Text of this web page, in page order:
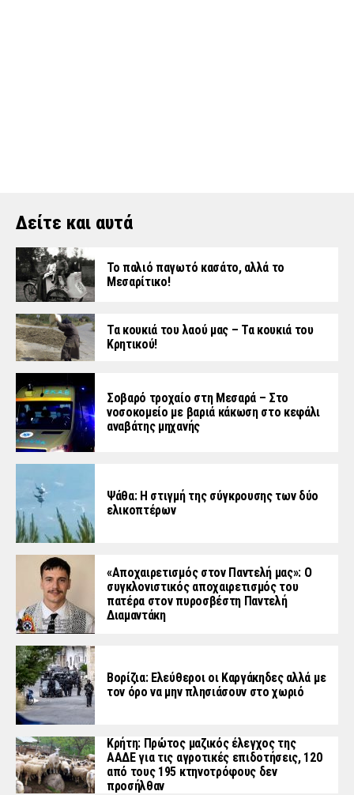
Δείτε και αυτά
Το παλιό παγωτό κασάτο, αλλά το
Μεσαρίτικο!
Τα κουκιά του λαού μας – Τα κουκιά του
Κρητικού!
Σοβαρό τροχαίο στη Μεσαρά – Στο
νοσοκομείο με βαριά κάκωση στο κεφάλι
αναβάτης μηχανής
Ψάθα: Η στιγμή της σύγκρουσης των δύο
ελικοπτέρων
«Aποχαιρετισμός στον Παντελή μας»: Ο
συγκλονιστικός αποχαιρετισμός του
πατέρα στον πυροσβέστη Παντελή
Διαμαντάκη
Βορίζια: Ελεύθεροι οι Καργάκηδες αλλά με
τον όρο να μην πλησιάσουν στο χωριό
Κρήτη: Πρώτος μαζικός έλεγχος της
ΑΑΔΕ για τις αγροτικές επιδοτήσεις, 120
από τους 195 κτηνοτρόφους δεν
προσήλθαν